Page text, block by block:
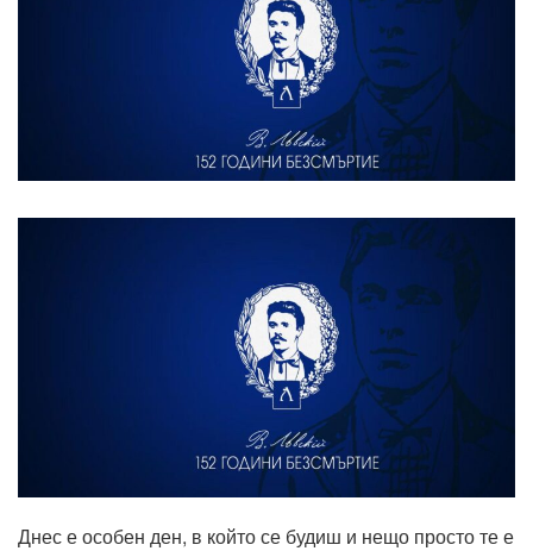
Днес е особен ден, в който се будиш и нещо просто те е